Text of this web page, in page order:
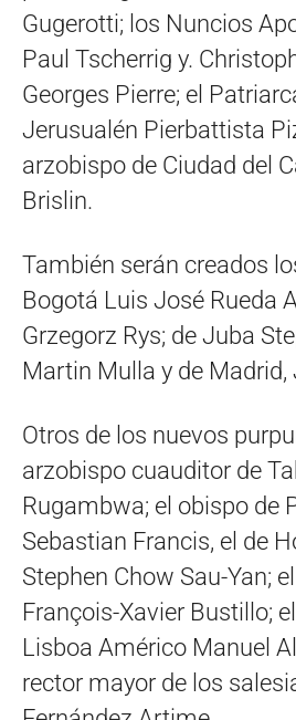
Gugerotti; los Nuncios
Paul Tscherrig y.
Georges Pierre; el
Jerusualén Pierbattista
arzobispo de Ciudad del
Brislin.
También serán creados
Bogotá Luis José Rueda
Grzegorz Rys; de Juba
Martin Mulla y de Madrid,
Otros de los nuevos
arzobispo cuauditor de
Rugambwa; el obispo de
Sebastian Francis, el de
Stephen Chow Sau-Yan;
François-Xavier Bustillo;
Lisboa Américo Manuel
rector mayor de los